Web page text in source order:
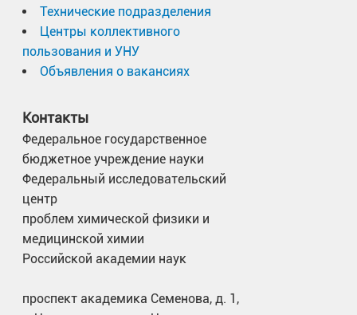
Технические подразделения
Центры коллективного
пользования и УНУ
Объявления о вакансиях
Контакты
Федеральное государственное
бюджетное учреждение науки
Федеральный исследовательский
центр
проблем химической физики и
медицинской химии
Российской академии наук
проспект академика Семенова, д. 1,